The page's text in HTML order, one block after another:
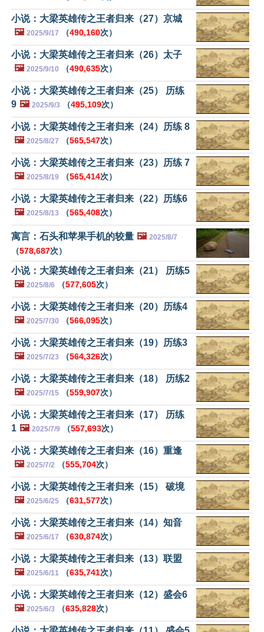
小说：大梁英雄传之王者归来（27）京城
🖼️ 2025/9/17 （490,160次）
小说：大梁英雄传之王者归来（26）太子
🖼️ 2025/9/10 （490,635次）
小说：大梁英雄传之王者归来（25） 历练
9 🖼️ 2025/9/3 （495,109次）
小说：大梁英雄传之王者归来（24）历练 8
🖼️ 2025/8/27 （565,547次）
小说：大梁英雄传之王者归来（23）历练 7
🖼️ 2025/8/19 （565,414次）
小说：大梁英雄传之王者归来（22）历练6
🖼️ 2025/8/13 （565,408次）
寓言：石头和苹果手机的较量 🖼️ 2025/8/7
（578,687次）
小说：大梁英雄传之王者归来（21） 历练5
🖼️ 2025/8/6 （577,605次）
小说：大梁英雄传之王者归来（20）历练4
🖼️ 2025/7/30 （566,095次）
小说：大梁英雄传之王者归来（19）历练3
🖼️ 2025/7/23 （564,326次）
小说：大梁英雄传之王者归来（18） 历练2
🖼️ 2025/7/15 （559,907次）
小说：大梁英雄传之王者归来（17） 历练
1 🖼️ 2025/7/9 （557,693次）
小说：大梁英雄传之王者归来（16）重逢
🖼️ 2025/7/2 （555,704次）
小说：大梁英雄传之王者归来（15） 破境
🖼️ 2025/6/25 （631,577次）
小说：大梁英雄传之王者归来（14）知音
🖼️ 2025/6/17 （630,874次）
小说：大梁英雄传之王者归来（13）联盟
🖼️ 2025/6/11 （635,741次）
小说：大梁英雄传之王者归来（12）盛会6
🖼️ 2025/6/3 （635,828次）